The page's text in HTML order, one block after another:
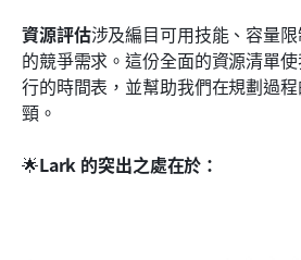
資源評估涉及編目可用技能、容量
的競爭需求。這份全面的資源清單
行的時間表，並幫助我們在規劃過
頸。
🌟Lark 的突出之處在於：